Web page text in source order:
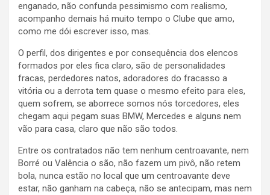
enganado, não confunda pessimismo com realismo,
acompanho demais há muito tempo o Clube que amo,
como me dói escrever isso, mas.
O perfil, dos dirigentes e por consequência dos elencos
formados por eles fica claro, são de personalidades
fracas, perdedores natos, adoradores do fracasso a
vitória ou a derrota tem quase o mesmo efeito para eles,
quem sofrem, se aborrece somos nós torcedores, eles
chegam aqui pegam suas BMW, Mercedes e alguns nem
vão para casa, claro que não são todos.
Entre os contratados não tem nenhum centroavante, nem
Borré ou Valência o são, não fazem um pivô, não retem
bola, nunca estão no local que um centroavante deve
estar, não ganham na cabeça, não se antecipam, mas nem